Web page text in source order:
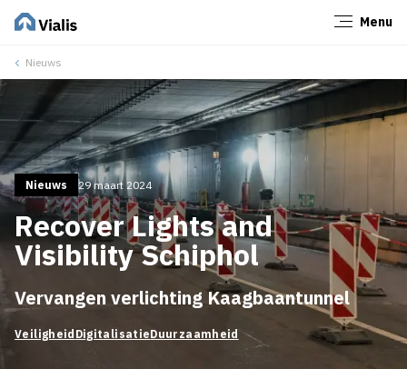
Menu
Nieuws
Nieuws 29 maart 2024
Recover Lights and
Visibility Schiphol
Vervangen verlichting Kaagbaantunnel
Veiligheid DigitalisatieDuurzaamheid
Sluiten